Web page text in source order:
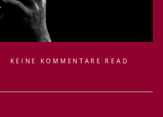
KEINE KOMMENTARE READ